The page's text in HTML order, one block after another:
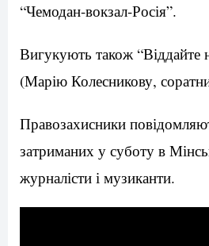
“Чемодан-вокзал-Росія”.
Вигукують також
(Марію Колесникову,
Правозахисники
затриманих у суботу в
журналісти і музиканти.